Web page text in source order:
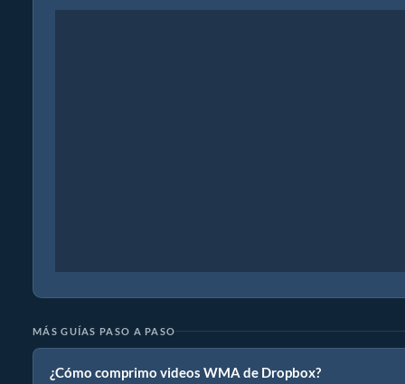
MÁS GUÍAS PASO A PASO
¿Cómo comprimo videos WMA de Dropbox?